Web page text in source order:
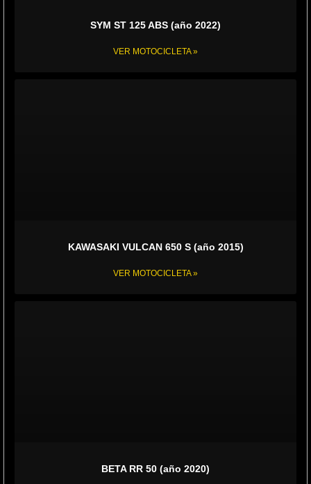
SYM ST 125 ABS (año 2022)
VER MOTOCICLETA »
KAWASAKI VULCAN 650 S (año 2015)
VER MOTOCICLETA »
BETA RR 50 (año 2020)